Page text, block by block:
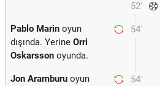
52'
54'
Pablo Marin oyun
dışında. Yerine Orri
Oskarsson oyunda.
54'
Jon Aramburu oyun